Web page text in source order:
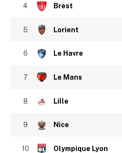
4 Brest
5 Lorient
6 Le Havre
7 Le Mans
8 Lille
9 Nice
10 Olympique Lyon